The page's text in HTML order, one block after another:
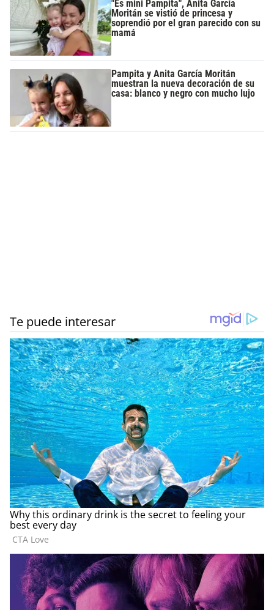
"Es mini Pampita", Anita García
Moritán se vistió de princesa y
soprendió por el gran parecido con su
mamá
Pampita y Anita García Moritán
muestran la nueva decoración de su
casa: blanco y negro con mucho lujo